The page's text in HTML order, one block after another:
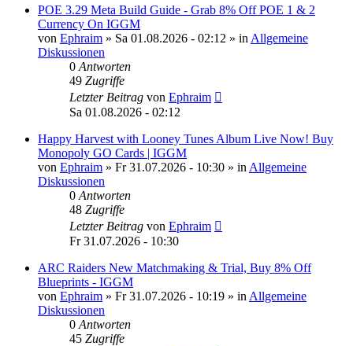
POE 3.29 Meta Build Guide - Grab 8% Off POE 1 & 2
Currency On IGGM
von Ephraim » Sa 01.08.2026 - 02:12 » in Allgemeine
Diskussionen
0 Antworten
49 Zugriffe
Letzter Beitrag von Ephraim
Sa 01.08.2026 - 02:12
Happy Harvest with Looney Tunes Album Live Now! Buy
Monopoly GO Cards | IGGM
von Ephraim » Fr 31.07.2026 - 10:30 » in Allgemeine
Diskussionen
0 Antworten
48 Zugriffe
Letzter Beitrag von Ephraim
Fr 31.07.2026 - 10:30
ARC Raiders New Matchmaking & Trial, Buy 8% Off
Blueprints - IGGM
von Ephraim » Fr 31.07.2026 - 10:19 » in Allgemeine
Diskussionen
0 Antworten
45 Zugriffe